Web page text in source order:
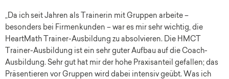
„Da ich seit Jahren als Trainerin mit Gruppen arbeite –
besonders bei Firmenkunden – war es mir sehr wichtig, die
HeartMath Trainer-Ausbildung zu absolvieren. Die HMCT
Trainer-Ausbildung ist ein sehr guter Aufbau auf die Coach-
Ausbildung. Sehr gut hat mir der hohe Praxisanteil gefallen; das
Präsentieren vor Gruppen wird dabei intensiv geübt. Was ich